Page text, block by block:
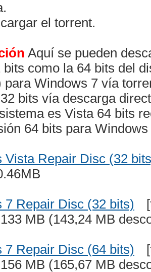
el torrent.
Aquí se pueden
bits como la 64 bits del
para Windows 7 vía
bits vía descarga
es Vista 64 bits
64 bits para Windows
Vista Repair Disc (32
7 Repair Disc (32 bits)
MB (143,24 MB
7 Repair Disc (64 bits)
MB (165,67 MB